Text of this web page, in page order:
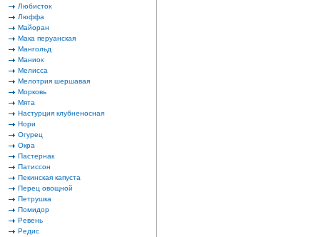
Любисток
Люффа
Майоран
Мака перуанская
Мангольд
Маниок
Мелисса
Мелотрия шершавая
Морковь
Мята
Настурция клубненосная
Нори
Огурец
Окра
Пастернак
Патиссон
Пекинская капуста
Перец овощной
Петрушка
Помидор
Ревень
Редис